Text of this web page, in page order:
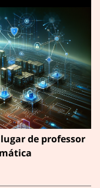
de professor